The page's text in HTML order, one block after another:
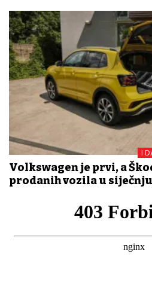
I
Volkswagen je prvi, a
prodanih vozila u siječnju